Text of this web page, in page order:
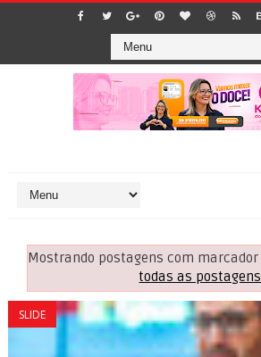
Mostrando postagens com marcador
todas as postagens
SLIDE